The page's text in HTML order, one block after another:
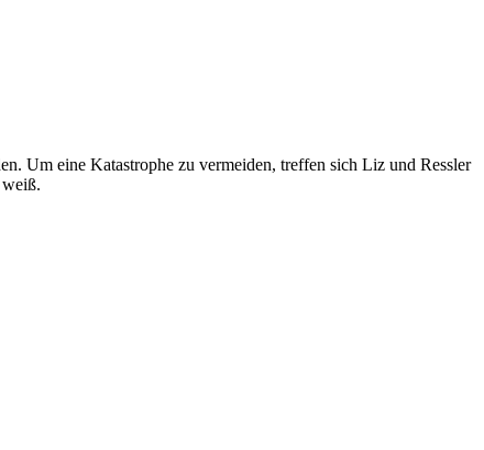
Um eine Katastrophe zu vermeiden, treffen sich Liz und Ressler